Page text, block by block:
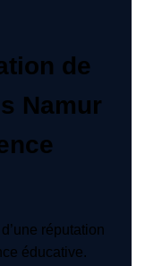
de
Namur
réputation
éducative.